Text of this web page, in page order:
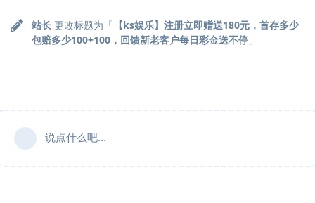
站长 更改标题为「 【ks娱乐】注册立即赠送180元，首存多少
包赔多少100+100，回馈新老客户每日彩金送不停 」
说点什么吧...